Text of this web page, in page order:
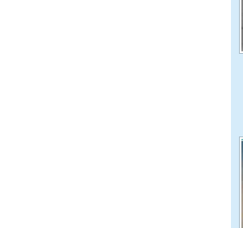
که سر خم نکرد؟ | غلامرضا تختی و
پهلوی